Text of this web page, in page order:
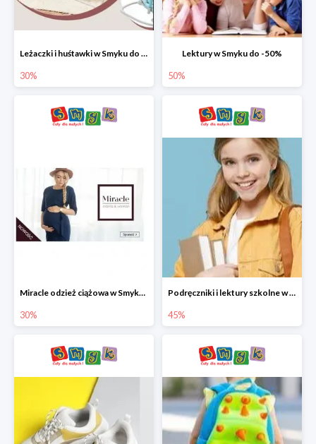
Leżaczki i huśtawki w Smyku do -30%
30%
Lektury w Smyku do -50%
50%
Miracle odzież ciążowa w Smyku co -30%
30%
Podręczniki i lektury szkolne w Smyku do -45%
45%